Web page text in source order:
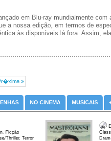
em Blu-ray mundialmente com
a nossa edição, em termos de
às disponíveis lá fora. Assim,
»
NO CINEMA MUSICAIS
Ficção
Thriller, Terror